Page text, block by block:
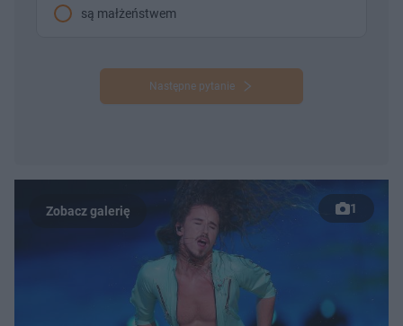
są małżeństwem
Następne pytanie
1